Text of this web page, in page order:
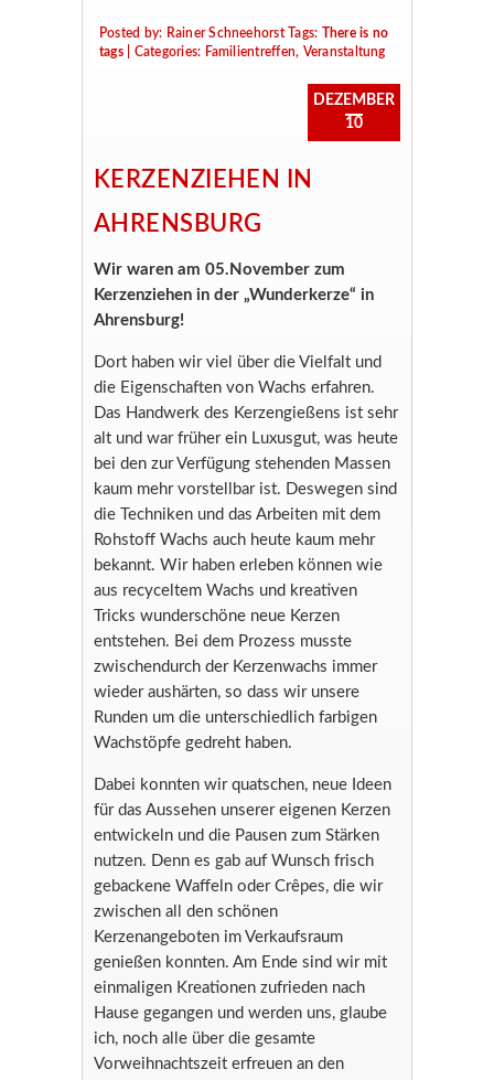
Posted by: Rainer Schneehorst Tags:
There is no
tags
| Categories: Familientreffen, Veranstaltung
DEZEMBER
10
KERZENZIEHEN IN
AHRENSBURG
Wir waren am 05.November zum
Kerzenziehen in der „Wunderkerze“ in
Ahrensburg!
Dort haben wir viel über die Vielfalt und
die Eigenschaften von Wachs erfahren.
Das Handwerk des Kerzengießens ist sehr
alt und war früher ein Luxusgut, was heute
bei den zur Verfügung stehenden Massen
kaum mehr vorstellbar ist. Deswegen sind
die Techniken und das Arbeiten mit dem
Rohstoff Wachs auch heute kaum mehr
bekannt. Wir haben erleben können wie
aus recyceltem Wachs und kreativen
Tricks wunderschöne neue Kerzen
entstehen. Bei dem Prozess musste
zwischendurch der Kerzenwachs immer
wieder aushärten, so dass wir unsere
Runden um die unterschiedlich farbigen
Wachstöpfe gedreht haben.
Dabei konnten wir quatschen, neue Ideen
für das Aussehen unserer eigenen Kerzen
entwickeln und die Pausen zum Stärken
nutzen. Denn es gab auf Wunsch frisch
gebackene Waffeln oder Crêpes, die wir
zwischen all den schönen
Kerzenangeboten im Verkaufsraum
genießen konnten. Am Ende sind wir mit
einmaligen Kreationen zufrieden nach
Hause gegangen und werden uns, glaube
ich, noch alle über die gesamte
Vorweihnachtszeit erfreuen an den